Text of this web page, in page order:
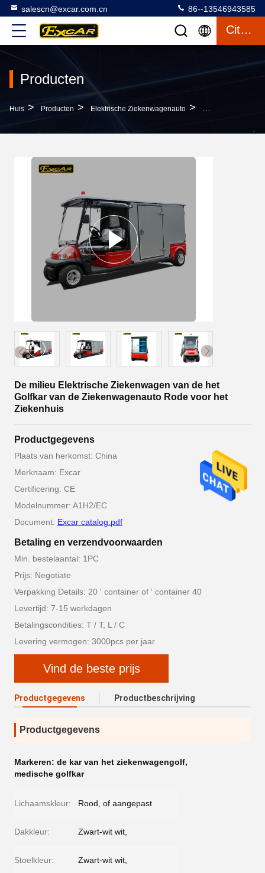
salescn@excar.com.cn 86--13546943585
Citaat
Producten
Huis > Producten > Elektrische Ziekenwagenauto > De Milieu
De milieu Elektrische Ziekenwagen van de het
Golfkar van de Ziekenwagenauto Rode voor het
Ziekenhuis
Productgegevens
Plaats van herkomst: China
Merknaam: Excar
Certificering: CE
Modelnummer: A1H2/EC
Document: Excar catalog.pdf
Betaling en verzendvoorwaarden
Min. bestelaantal: 1PC
Prijs: Negotiate
Verpakking Details: 20 ' container of ' container 40
Levertijd: 7-15 werkdagen
Betalingscondities: T / T, L / C
Levering vermogen: 3000pcs per jaar
Vind de beste prijs
Productgegevens Productbeschrijving
Productgegevens
Markeren: de kar van het ziekenwagengolf,
medische golfkar
Lichaamskleur: Rood, of aangepast
Dakkleur: Zwart-wit wit,
Stoelkleur: Zwart-wit wit,